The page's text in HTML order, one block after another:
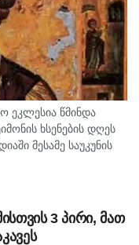
ეკლესია წმინდა
ხსენების დღეს
მესამე საუკუნის
რომელშიც არ იყოს
3 პირი, მათ